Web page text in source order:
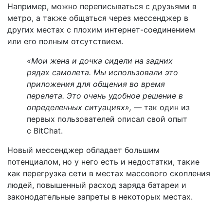
Например, можно переписываться с друзьями в
метро, а также общаться через мессенджер в
других местах с плохим интернет-соединением
или его полным отсутствием.
«Мои жена и дочка сидели на задних
рядах самолета. Мы использовали это
приложения для общения во время
перелета. Это очень удобное решение в
определенных ситуациях», — так один из
первых пользователей описал свой опыт
с BitChat.
Новый мессенджер обладает большим
потенциалом, но у него есть и недостатки, такие
как перегрузка сети в местах массового скопления
людей, повышенный расход заряда батареи и
законодательные запреты в некоторых местах.